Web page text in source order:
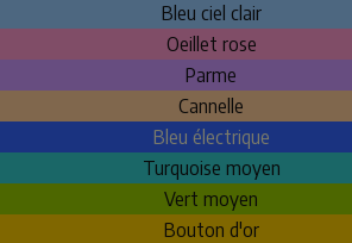
Bleu ciel clair
Oeillet rose
Parme
Cannelle
Bleu électrique
Turquoise moyen
Vert moyen
Bouton d'or